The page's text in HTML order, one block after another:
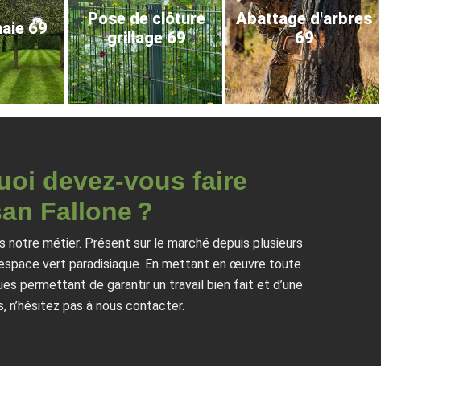
69
Pose de clôture
grillage 69
Abattage d'arbres
69
devez-vous faire
Fallone ?
notre métier. Présent sur le marché depuis plusieurs
vert paradisiaque. En mettant en œuvre toute
permettant de garantir un travail bien fait et d’une
pas à nous contacter.